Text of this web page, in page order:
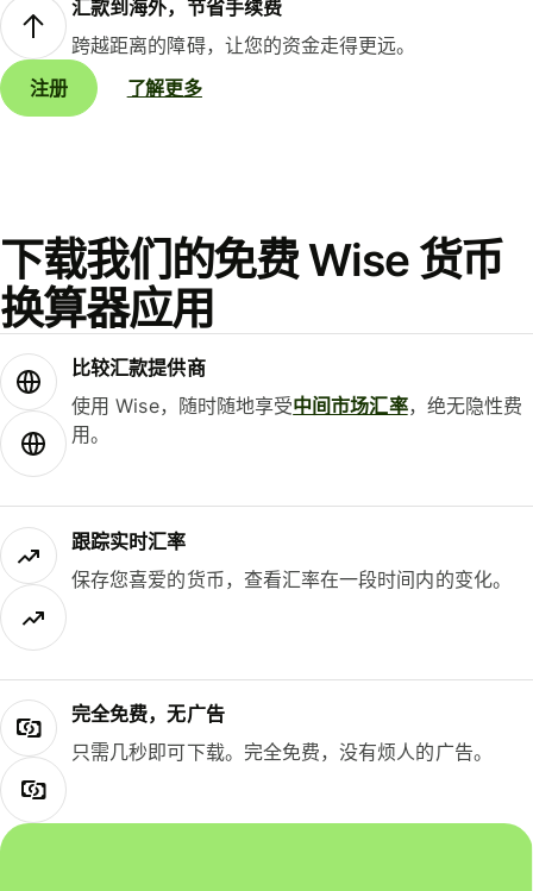
汇款到海外，节省手续费
跨越距离的障碍，让您的资金走得更远。
注册
了解更多
下载我们的免费 Wise 货币
换算器应用
比较汇款提供商
使用 Wise，随时随地享受中间市场汇率，绝无隐性费
用。
跟踪实时汇率
保存您喜爱的货币，查看汇率在一段时间内的变化。
完全免费，无广告
只需几秒即可下载。完全免费，没有烦人的广告。